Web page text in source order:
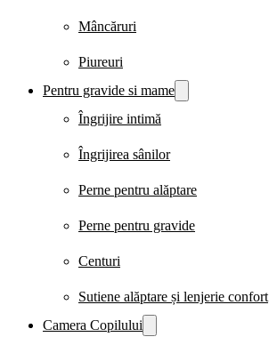
Mâncăruri
Piureuri
Pentru gravide si mame
Îngrijire intimă
Îngrijirea sânilor
Perne pentru alăptare
Perne pentru gravide
Centuri
Sutiene alăptare și lenjerie confort
Camera Copilului